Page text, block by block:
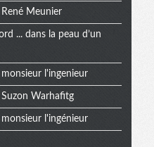
Meunier
... dans la peau d’un
monsieur l'ingenieur
Suzon Warhafitg
monsieur l'ingénieur